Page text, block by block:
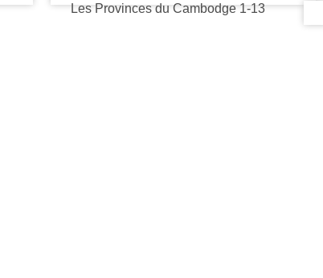
Les Provinces du Cambodge 1-13